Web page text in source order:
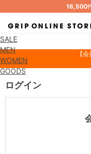
16,500
SALE
MEN
WOMEN
GOODS
【
ログイン